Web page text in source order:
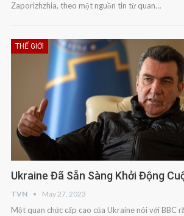
Zaporizhzhia, theo một nguồn tin từ quan…
THẾ GIỚI
Ukraine Đã Sẵn Sàng Khởi Động
TVN May 27, 2023
Một quan chức cấp cao của Ukraine nói với BBC